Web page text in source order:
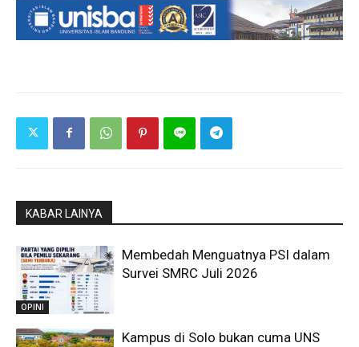
KABAR LAINYA
OPINI
Membedah Menguatnya PSI dalam
Survei SMRC Juli 2026
Kampus di Solo bukan cuma UNS